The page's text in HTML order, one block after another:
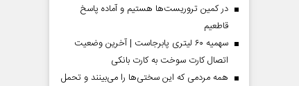
در کمین تروریست‌ها هستیم و آماده پاسخ
قاطعیم
سهمیه ۶۰ لیتری پابرجاست | آخرین وضعیت
اتصال کارت سوخت به کارت بانکی
همه مردمی که این سختی‌ها را می‌بینند و تحمل